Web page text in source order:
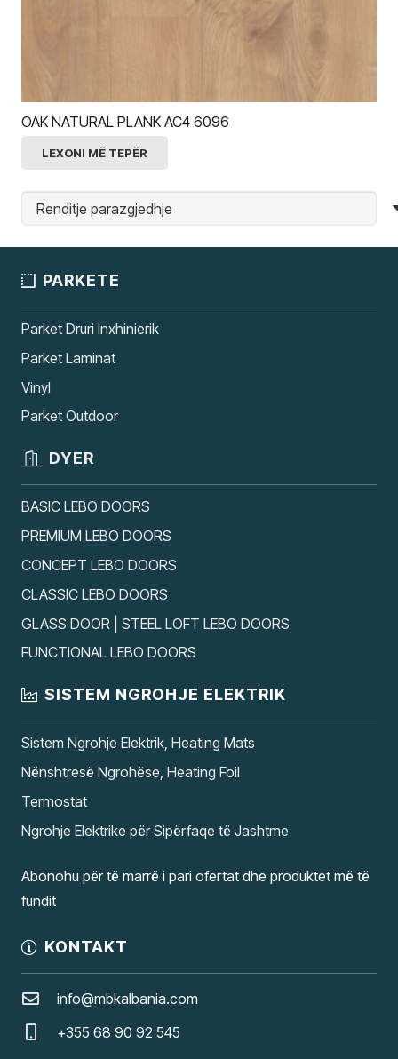
OAK NATURAL PLANK AC4 6096
LEXONI MË TEPËR
PARKETE
Parket Druri Inxhinierik
Parket Laminat
Vinyl
Parket Outdoor
DYER
BASIC LEBO DOORS
PREMIUM LEBO DOORS
CONCEPT LEBO DOORS
CLASSIC LEBO DOORS
GLASS DOOR | STEEL LOFT LEBO DOORS
FUNCTIONAL LEBO DOORS
SISTEM NGROHJE ELEKTRIK
Sistem Ngrohje Elektrik, Heating Mats
Nënshtresë Ngrohëse, Heating Foil
Termostat
Ngrohje Elektrike për Sipërfaqe të Jashtme
Abonohu për të marrë i pari ofertat dhe produktet më të
fundit
KONTAKT
info@mbkalbania.com
+355 68 90 92 545